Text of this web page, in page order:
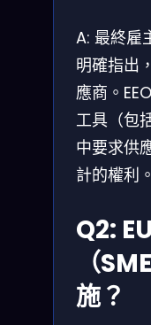
A: 最終雇
明確指出
應商。
工具（包
中要求供
計的權利。
Q2:
（
施？